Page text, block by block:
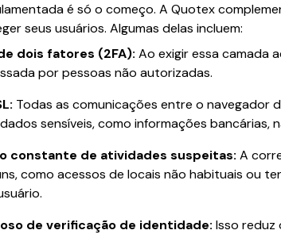
é só o começo. A Quotex
seus usuários. Algumas delas incluem:
dois fatores (2FA): Ao exigir essa camada
por pessoas não autorizadas.
Todas as comunicações entre o navegador
sensíveis, como informações bancárias,
constante de atividades suspeitas: A
como acessos de locais não habituais ou
de verificação de identidade: Isso reduz